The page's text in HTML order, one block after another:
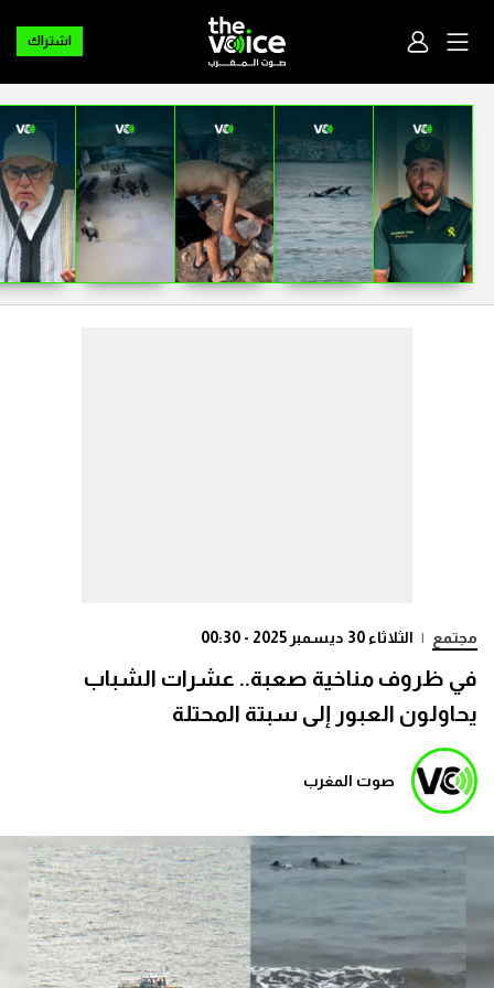
اشتراك
مجتمع | الثلاثاء 30 ديسمبر 2025 - 00:30
في ظروف مناخية صعبة.. عشرات الشباب
يحاولون العبور إلى سبتة المحتلة
صوت المغرب